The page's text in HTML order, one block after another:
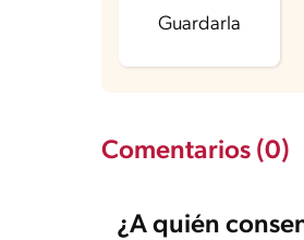
Guardarla
Comentarios (0)
¿A quién